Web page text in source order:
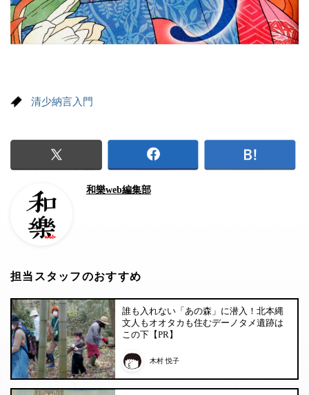
清少納言入門
和樂web編集部
担当スタッフのおすすめ
誰も入れない「あの森」に潜入！北本縄
文人もオオタカも住むデーノタメ遺跡は
この下【PR】
木村 悦子